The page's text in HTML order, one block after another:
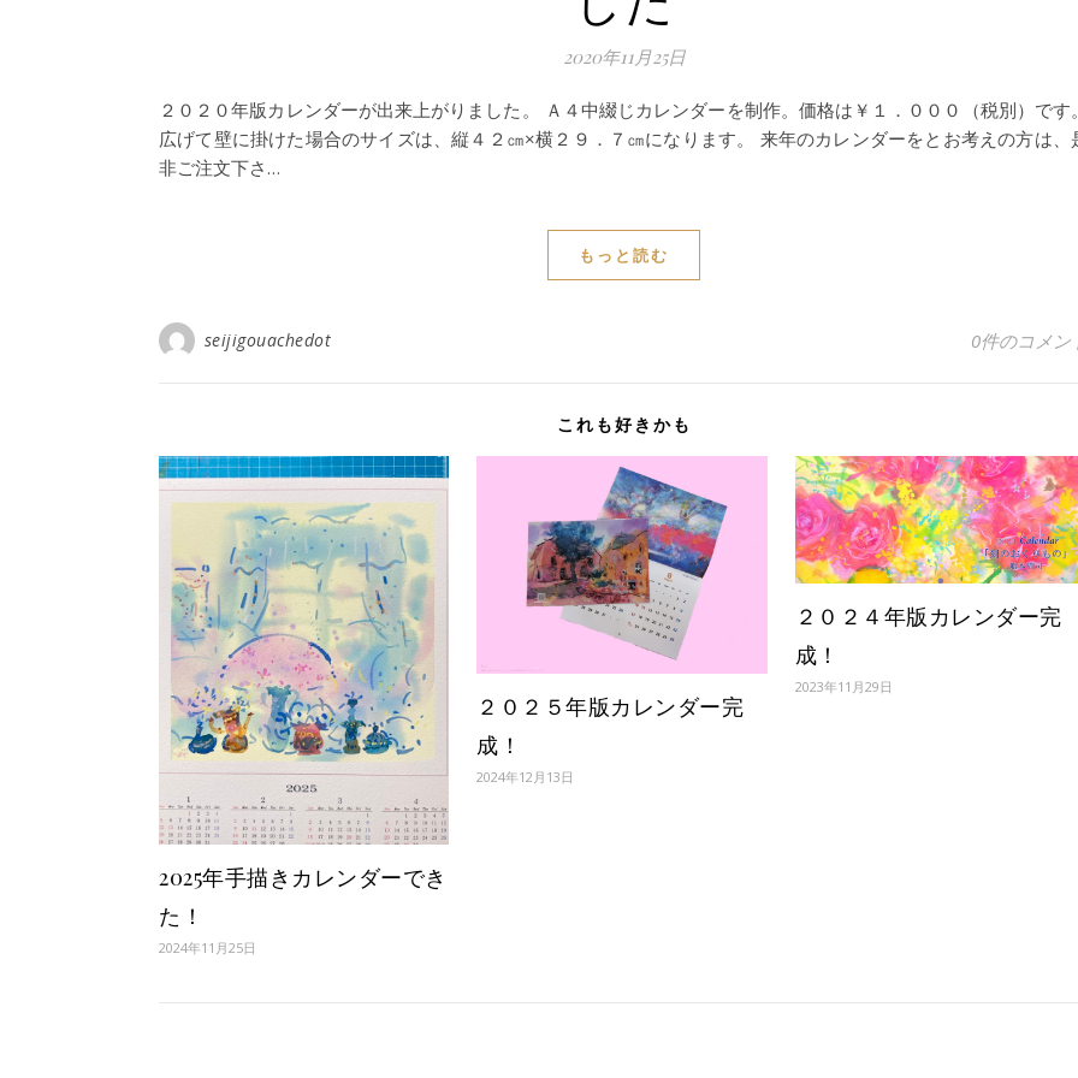
2020年11月25日
２０２０年版カレンダーが出来上がりました。 Ａ４中綴じカレンダーを制作。価格は￥１．０００（税別）です。
広げて壁に掛けた場合のサイズは、縦４２㎝×横２９．７㎝になります。 来年のカレンダーをとお考えの方は、
非ご注文下さ…
もっと読む
seijigouachedot 0件のコメン
これも好きかも
2025年手描きカレンダーでき
た！
2024年11月25日
２０２５年版カレンダー完
成！
2024年12月13日
２０２４年版カレンダー完
成！
2023年11月29日